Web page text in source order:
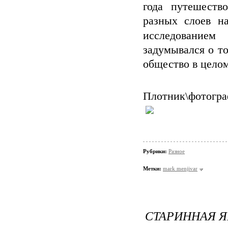
года
разных слоев
задумывался о
общество в
Рубрики: Разное
Метки: mark menjivar
СТАРИННАЯ